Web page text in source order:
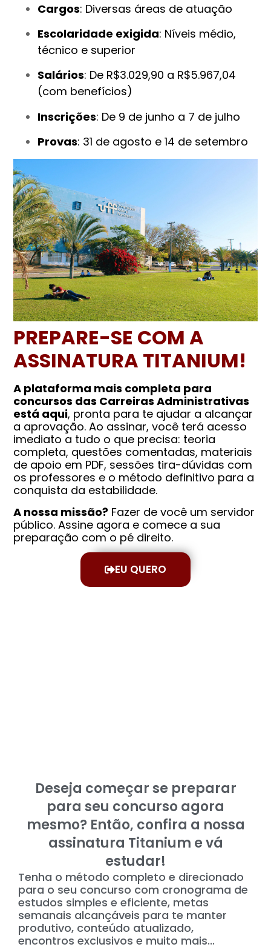
Cargos: Diversas áreas de atuação
Escolaridade exigida: Níveis médio,
técnico e superior
Salários: De R$3.029,90 a R$5.967,04
(com benefícios)
Inscrições: De 9 de junho a 7 de julho
Provas: 31 de agosto e 14 de setembro
PREPARE-SE COM A
ASSINATURA TITANIUM!
A plataforma mais completa para
concursos das Carreiras Administrativas
está aqui, pronta para te ajudar a alcançar
a aprovação. Ao assinar, você terá acesso
imediato a tudo o que precisa: teoria
completa, questões comentadas, materiais
de apoio em PDF, sessões tira-dúvidas com
os professores e o método definitivo para a
conquista da estabilidade.
A nossa missão? Fazer de você um servidor
público. Assine agora e comece a sua
preparação com o pé direito.
EU QUERO
Deseja começar se preparar
para seu concurso agora
mesmo? Então, confira a nossa
assinatura Titanium e vá
estudar!
Tenha o método completo e direcionado
para o seu concurso com cronograma de
estudos simples e eficiente, metas
semanais alcançáveis para te manter
produtivo, conteúdo atualizado,
encontros exclusivos e muito mais...